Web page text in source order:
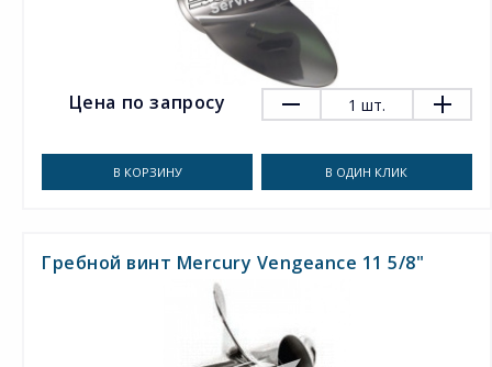
Цена по запросу 1 шт.
В КОРЗИНУ В ОДИН КЛИК
Гребной винт Mercury Vengeance 11 5/8"